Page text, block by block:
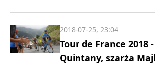
Tour de France 2018
Quintany, szarża
2018-07-25, 23:04